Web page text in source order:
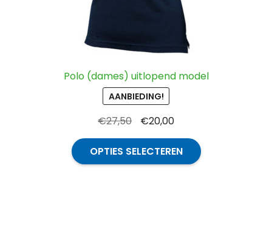
Polo (dames) uitlopend model
AANBIEDING!
€27,50
Oorspronkelijke
prijs
was:
€27,50.
€20,00Huidige
prijs
is:
€20,00.
OPTIES SELECTEREN
Dit
product